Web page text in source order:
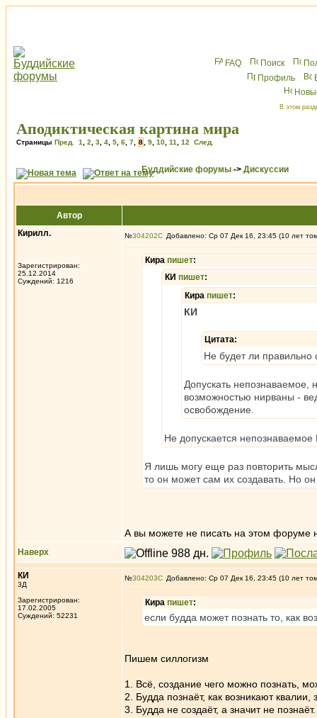
FAQ Поиск
Профиль
В этом
Аподиктическая картина мира
Страницы Пред. 1 2 3 4 5 6 7 8 9 10 11 12 След.
Буддийские форумы -> Дискуссии
Автор
Кирилл.
Зарегистрирован:
25.12.2014
Суждений: 1216
№304202 Добавлено: Ср 07 Дек 16, 23:45 (10 лет
Кира пишет:
КИ пишет:
Кира пишет:
КИ
Цитата:
Не будет ли правильно
Допускать
возможностью нирваны -
освобождение.
Не допускается
Я лишь могу еще раз повторить
то он может сам их создавать. Но он
А вы можете не писать на этом форуме
Наверх
КИ
3Д
Зарегистрирован:
17.02.2005
Суждений: 52231
№304203 Добавлено: Ср 07 Дек 16, 23:45 (10 лет
Кира пишет:
если будда может познать то, как
Пишем силлогизм
1. Всё, создание чего можно познать,
2. Будда познаёт, как возникают квалии,
3. Будда не создаёт, а значит не познаёт.